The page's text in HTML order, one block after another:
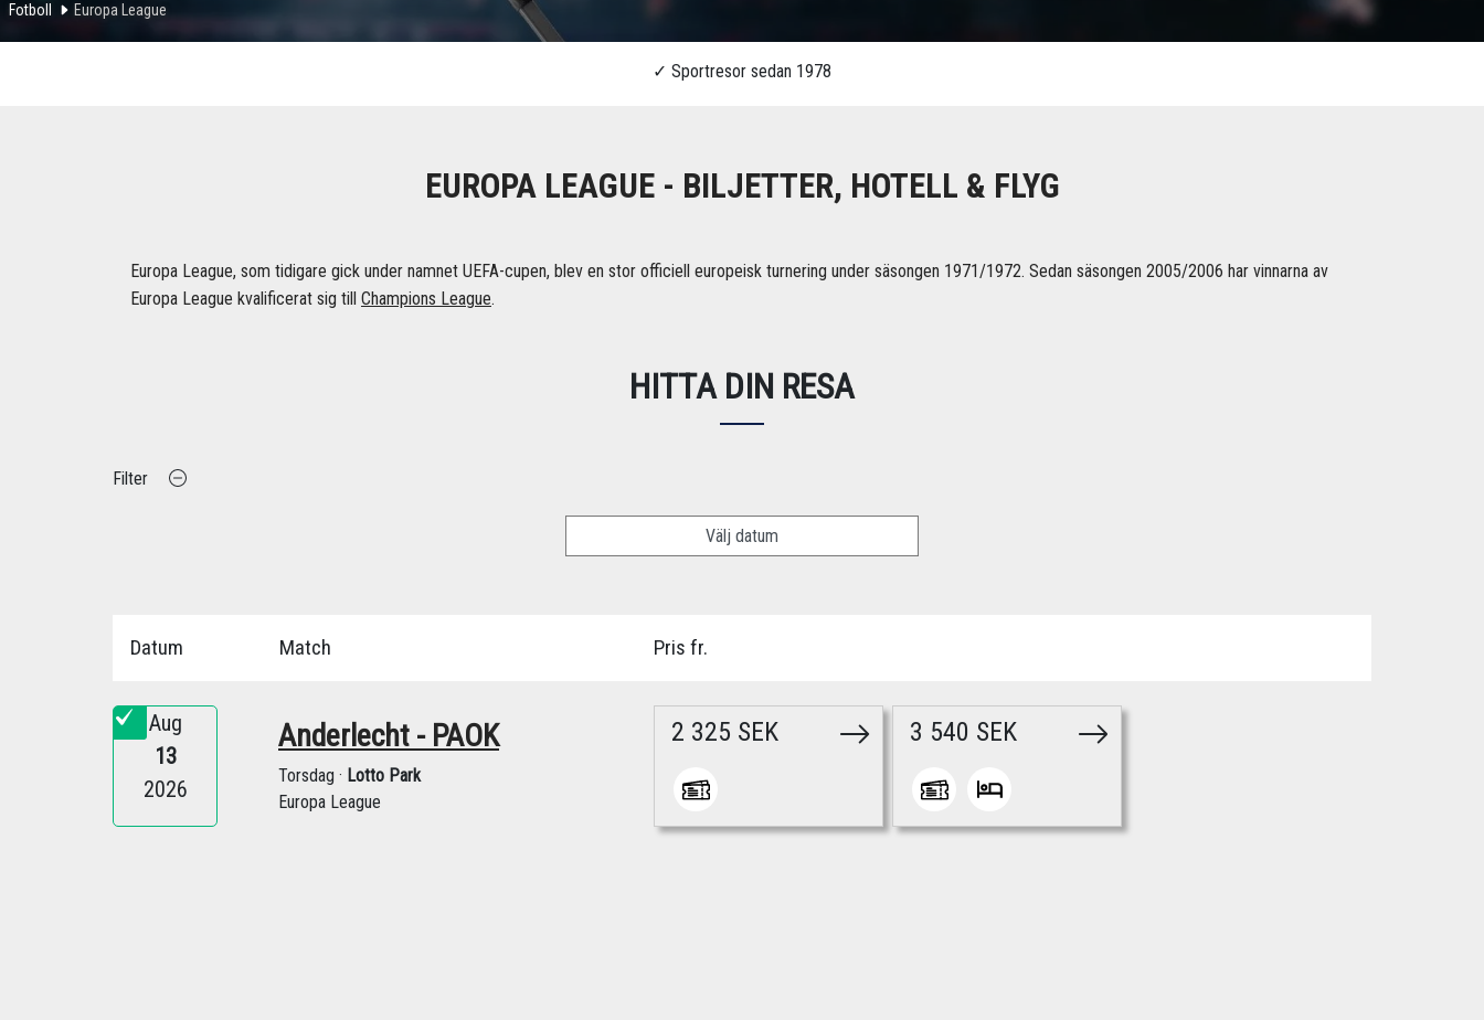
Fotboll Europa League
EUROPA LEAGUE - BILJETTER, HOTELL & FLYG
Europa League, som tidigare gick under namnet UEFA-cupen, blev en stor officiell europeisk turnering under säsongen 1971/1972. Sedan säsongen 2005/2006 har vinnarna av
Europa League kvalificerat sig till Champions League.